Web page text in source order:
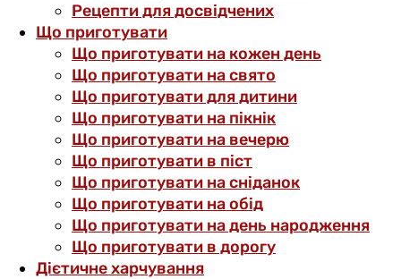
Рецепти для досвідчених
Що приготувати
Що приготувати на кожен день
Що приготувати на свято
Що приготувати для дитини
Що приготувати на пікнік
Що приготувати на вечерю
Що приготувати в піст
Що приготувати на сніданок
Що приготувати на обід
Що приготувати на день народження
Що приготувати в дорогу
Дієтичне харчування